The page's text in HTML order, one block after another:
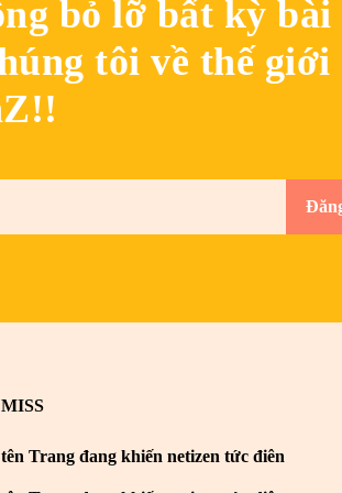
bỏ lỡ bất kỳ bài
tôi về thế giới
Trang đang khiến netizen tức điên